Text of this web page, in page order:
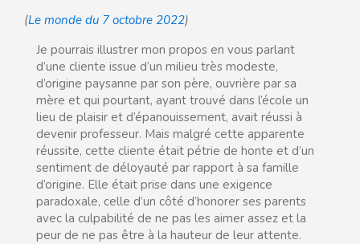
(Le monde du 7 octobre 2022)
Je pourrais illustrer mon propos en vous parlant
d’une cliente issue d’un milieu très modeste,
d’origine paysanne par son père, ouvrière par sa
mère et qui pourtant, ayant trouvé dans l’école un
lieu de plaisir et d’épanouissement, avait réussi à
devenir professeur. Mais malgré cette apparente
réussite, cette cliente était pétrie de honte et d’un
sentiment de déloyauté par rapport à sa famille
d’origine. Elle était prise dans une exigence
paradoxale, celle d’un côté d’honorer ses parents
avec la culpabilité de ne pas les aimer assez et la
peur de ne pas être à la hauteur de leur attente.